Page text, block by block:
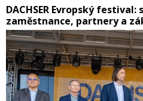
​DACHSER Evropský
zaměstnance, partnery a